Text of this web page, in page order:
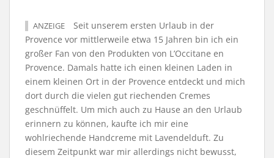
ANZEIGE
Seit unserem ersten Urlaub in der
Provence vor mittlerweile etwa 15 Jahren bin ich ein
großer Fan von den Produkten von L’Occitane en
Provence. Damals hatte ich einen kleinen Laden in
einem kleinen Ort in der Provence entdeckt und mich
dort durch die vielen gut riechenden Cremes
geschnüffelt. Um mich auch zu Hause an den Urlaub
erinnern zu können, kaufte ich mir eine
wohlriechende Handcreme mit Lavendelduft. Zu
diesem Zeitpunkt war mir allerdings nicht bewusst,